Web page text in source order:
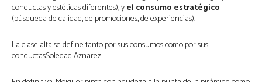
conductas y estéticas diferentes), yel consumo estratégico
(búsqueda de calidad, de promociones, de experiencias).
La clase alta se define tanto por sus consumos como por sus
conductasSoledad Aznarez